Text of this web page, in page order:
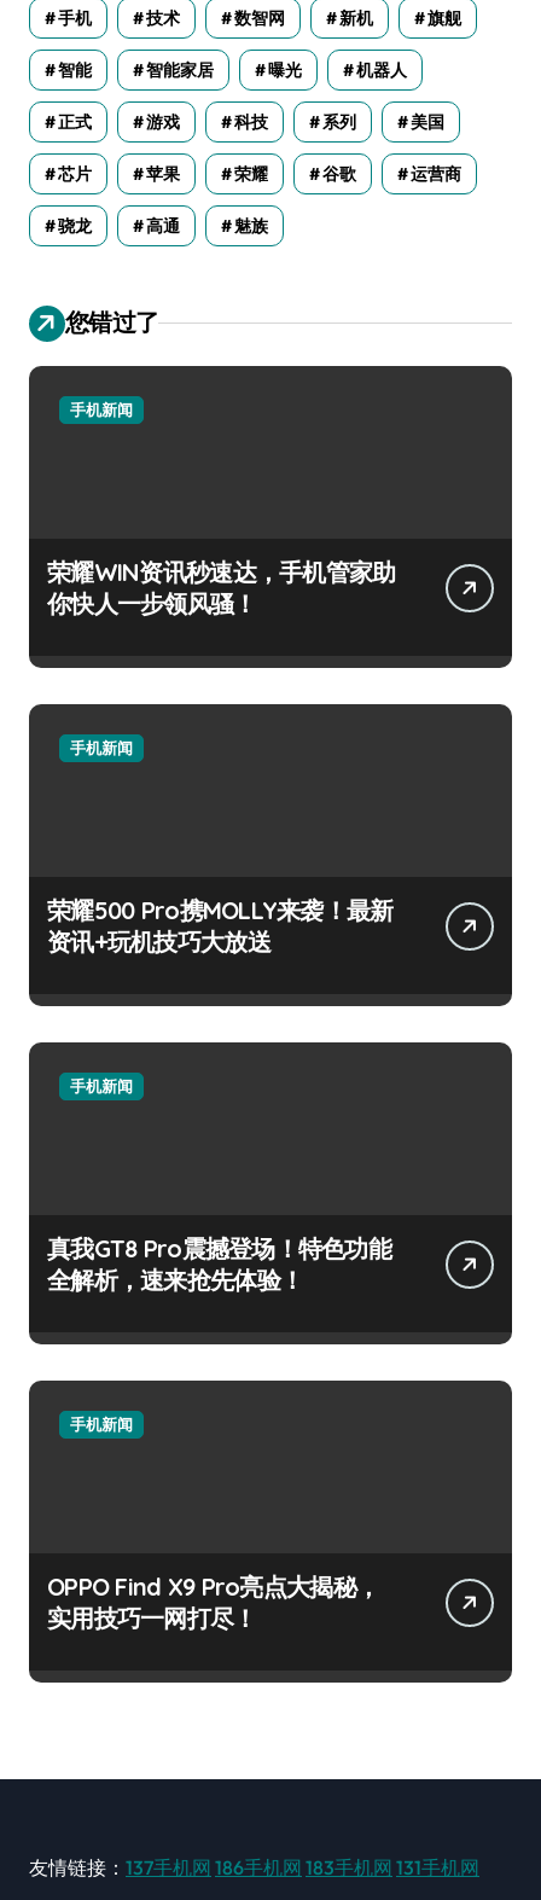
手机 技术 数智网 新机 旗舰
智能 智能家居 曝光 机器人
正式 游戏 科技 系列 美国
芯片 苹果 荣耀 谷歌 运营商
骁龙 高通 魅族
您错过了
手机新闻
荣耀WIN资讯秒速达，手机管家助
你快人一步领风骚！
手机新闻
荣耀500 Pro携MOLLY来袭！最新
资讯+玩机技巧大放送
手机新闻
真我GT8 Pro震撼登场！特色功能
全解析，速来抢先体验！
手机新闻
OPPO Find X9 Pro亮点大揭秘，
实用技巧一网打尽！
友情链接： 137手机网 186手机网 183手机网 131手机网